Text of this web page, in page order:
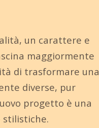
un carattere e
maggiormente
di trasformare una
diverse, pur
progetto è una
stilistiche.